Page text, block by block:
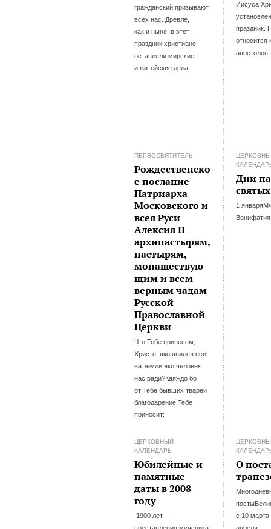
гражданский призывают
всех нас. Древле,
как и ныне, в этот
праздник христиане
оставляли мирские
и житейские дела.
Иисуса
праздник.
относится
апостолов.
ПЕРВОСВЯТИТЕЛЬ
Рождественско
е послание
Патриарха
Московского и
всея Руси
Алексия II
архипастырям,
пастырям,
монашествую
щим и всем
верным чадам
Русской
Православной
Церкви
Что Тебе принесем,
Христе, яко явился еси
на земли яко человек
нас ради?Каяждо бо
от Тебе бывших тварей
благодарение Тебе
приносит:
Дни
святых
1
ЦЕРКОВНЫЙ
КАЛЕНДАРЬ
Юбилейные и
памятные
даты в 2008
году
1900 лет —
О
с 10 марта